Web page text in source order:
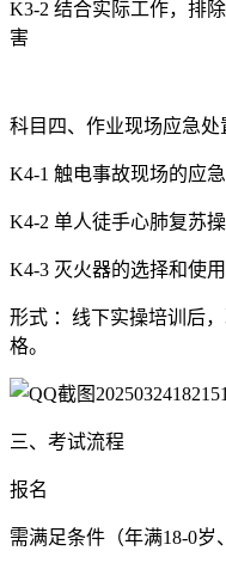
K3-2 结合实际工作，排
害
科目四、作业现场应急处
K4-1 触电事故现场的应
K4-2 单人徒手心肺复苏
K4-3 灭火器的选择和使用
形式 ：线下实操培训后
格。
三、考试流程
报名
需满足条件（年满18-0岁